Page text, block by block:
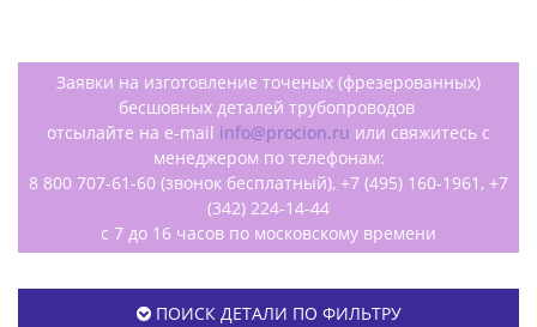
Заявки на изготовление точеных (фрезерованных)
бесшовных деталей трубопроводов
отсылайте на e-mail info@procion.ru или свяжитесь с
менеджером по телефонам:
8 800 707-61-60 (звонок бесплатный), +7 (495) 160-1961, +7
(342) 224-14-44
с 7 до 16 часов по московскому времени
ПОИСК ДЕТАЛИ ПО ФИЛЬТРУ